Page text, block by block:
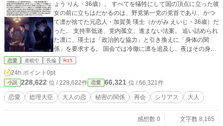
ょう りん・36歳）。 すべてを犠牲にして国の頂点に立った彼
女の前に立ちはだかるのは、野党第一党の党首であり、かつ
て凛が捨てた元恋人・加賀美 瑛士（かがみ えいじ・36歳）だ
った。 支持率低迷、党内孤立、進まない法案。 追い詰められ
た凛に、瑛士は「政治的な協力」と引き換えに「身体の関
係」を要求する。 国会では冷徹に凛を追及し、夜はその身体
を執拗に愛して支配する瑛士。 「総理大臣なんて辞めて、俺
嘘と秘密、国益と情欲が絡み合う、永田町で最もスキャンダ
ラスな恋。
恋愛 連載中 長編 R15
24h.ポイント 0pt
小説 228,622 位 / 228,622件 恋愛 66,321 位 / 66,321件
恋愛 総理大臣 大人の恋 秘密の関係 再会 シリアス 大人
感想数 0
文字数 8,165